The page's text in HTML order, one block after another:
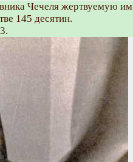
Чечеля жертвуемую им
145 десятин.